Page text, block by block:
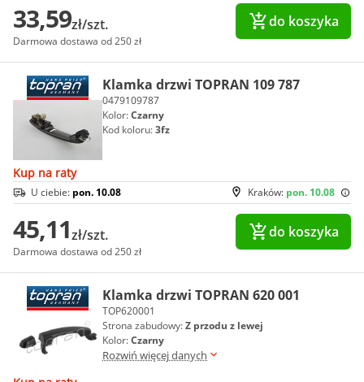
33,59zł/szt.
Darmowa dostawa od 250 zł
do koszyka
Klamka drzwi TOPRAN 109 787
0479109787
Kolor:Czarny
Kod koloru:3fz
Kup na raty
Kraków: pon. 10.08
U ciebie: pon. 10.08
45,11zł/szt.
Darmowa dostawa od 250 zł
do koszyka
Klamka drzwi TOPRAN 620 001
TOP620001
Strona zabudowy:Z przodu z lewej
Kolor:Czarny
Rozwiń więcej danych